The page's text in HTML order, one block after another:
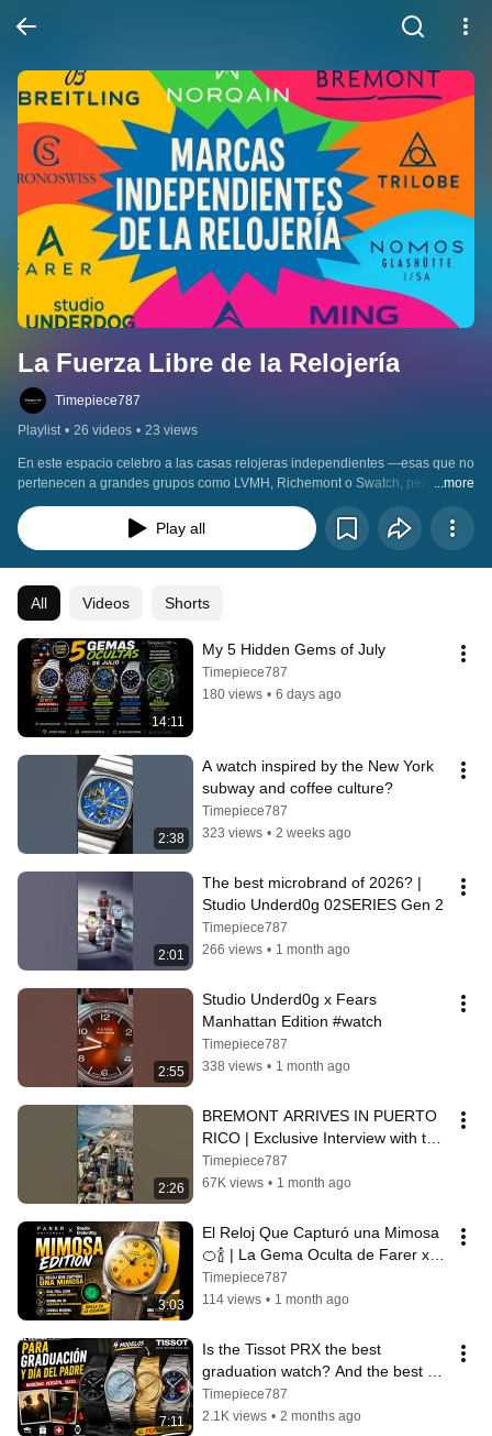
La Fuerza Libre de la Relojería
Timepiece787
Playlist • 26 videos • 23 views
En este espacio celebro a las casas relojeras independientes —esas que no
pertenecen a grandes grupos como LVMH, Richemont o Swatch, pero que
están marcando su propio camino con creatividad, pasión y autenticidad.
...more
Play all
All Videos Shorts
14:11
My 5 Hidden Gems of July
Timepiece787
180 views • 6 days ago
2:38
A watch inspired by the New York
subway and coffee culture?
Timepiece787
323 views • 2 weeks ago
2:01
The best microbrand of 2026? |
Studio Underd0g 02SERIES Gen 2
Timepiece787
266 views • 1 month ago
2:55
Studio Underd0g x Fears
Manhattan Edition #watch
Timepiece787
338 views • 1 month ago
2:26
BREMONT ARRIVES IN PUERTO
RICO | Exclusive Interview with the
President of the Americas
Timepiece787
67K views • 1 month ago
3:03
El Reloj Que Capturó una Mimosa
🍊🍾 | La Gema Oculta de Farer x
Studio Underd0g
Timepiece787
114 views • 1 month ago
7:11
Is the Tissot PRX the best
graduation watch? And the best
Father's Day gifts?
Timepiece787
2.1K views • 2 months ago